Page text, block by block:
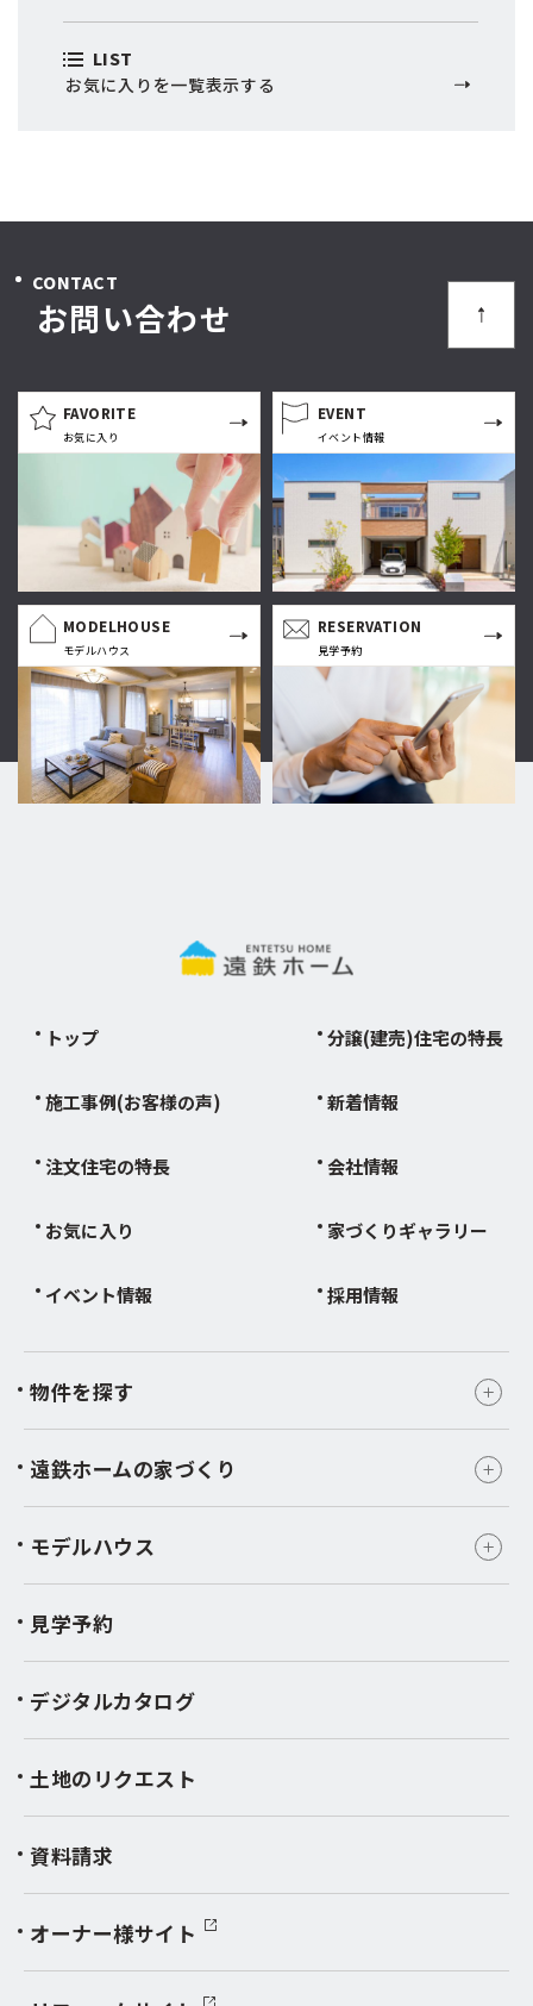
LIST
お気に入りを一覧表示する
CONTACT
お問い合わせ
FAVORITE
お気に入り
EVENT
イベント情報
MODELHOUSE
モデルハウス
RESERVATION
見学予約
トップ 分譲(建売)住宅の特長
施工事例(お客様の声) 新着情報
注文住宅の特長 会社情報
お気に入り 家づくりギャラリー
イベント情報 採用情報
物件を探す
遠鉄ホームの家づくり
モデルハウス
見学予約
デジタルカタログ
土地のリクエスト
資料請求
オーナー様サイト